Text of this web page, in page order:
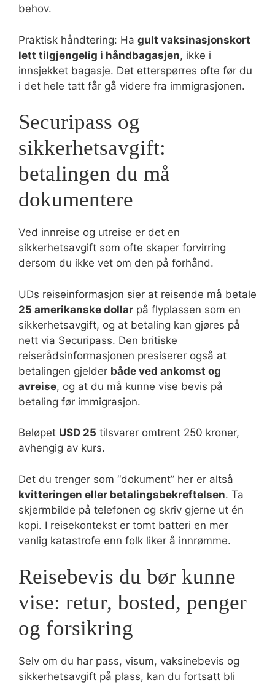
behov.
Praktisk håndtering: Ha gult vaksinasjonskort
lett tilgjengelig i håndbagasjen, ikke i
innsjekket bagasje. Det etterspørres ofte før du
i det hele tatt får gå videre fra immigrasjonen.
Securipass og
sikkerhetsavgift:
betalingen du må
dokumentere
Ved innreise og utreise er det en
sikkerhetsavgift som ofte skaper forvirring
dersom du ikke vet om den på forhånd.
UDs reiseinformasjon sier at reisende må betale
25 amerikanske dollar på flyplassen som en
sikkerhetsavgift, og at betaling kan gjøres på
nett via Securipass. Den britiske
reiserådsinformasjonen presiserer også at
betalingen gjelder både ved ankomst og
avreise, og at du må kunne vise bevis på
betaling før immigrasjon.
Beløpet USD 25 tilsvarer omtrent 250 kroner,
avhengig av kurs.
Det du trenger som “dokument” her er altså
kvitteringen eller betalingsbekreftelsen. Ta
skjermbilde på telefonen og skriv gjerne ut én
kopi. I reisekontekst er tomt batteri en mer
vanlig katastrofe enn folk liker å innrømme.
Reisebevis du bør kunne
vise: retur, bosted, penger
og forsikring
Selv om du har pass, visum, vaksinebevis og
sikkerhetsavgift på plass, kan du fortsatt bli